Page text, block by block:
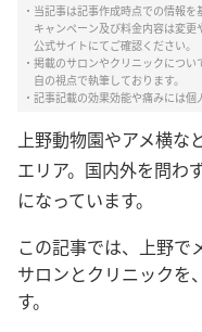
・当記事は記事作成時点での情報を
キャンペーン及び料金内容は変
公式サイトにてご確認ください。
・掲載のサロンやクリニックにつ
自の視点で執筆しております。
・記事記載の効果効能や痛みには個
上野動物園やアメ横
エリア。国内外を問わ
になっています。
この記事では、上野で
サロンとクリニックを
す。